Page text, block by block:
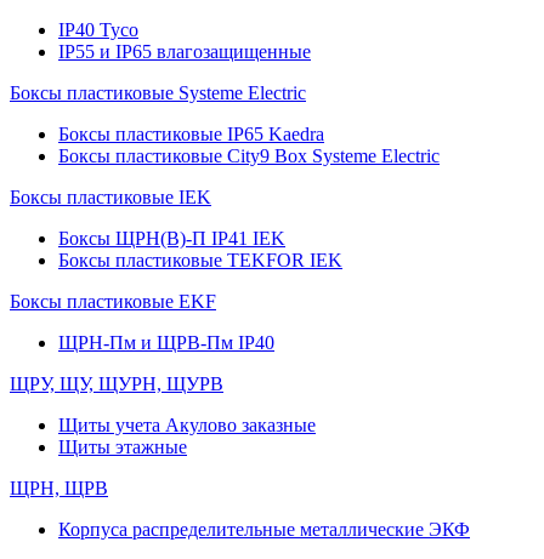
IP40 Тусо
IP55 и IP65 влагозащищенные
Боксы пластиковые Systeme Electric
Боксы пластиковые IP65 Kaedra
Боксы пластиковые City9 Box Systeme Electric
Боксы пластиковые IEK
Боксы ЩРН(В)-П IP41 IEK
Боксы пластиковые TEKFOR IEK
Боксы пластиковые EKF
ЩРН-Пм и ЩРВ-Пм IP40
ЩРУ, ЩУ, ЩУРН, ЩУРВ
Щиты учета Акулово заказные
Щиты этажные
ЩРН, ЩРВ
Корпуса распределительные металлические ЭКФ